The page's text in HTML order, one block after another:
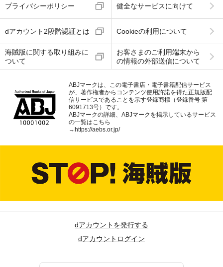
プライバシーポリシー 健全なサービスに向けて
dアカウント2段階認証とは Cookieの利用について
海賊版に関する取り組みに
ついて
お客さまのご利用端末から
の情報の外部送信について
ABJマークは、この電子書店・電子書籍配信サービス
が、著作権者からコンテンツ使用許諾を得た正規版配
信サービスであることを示す登録商標（登録番号 第
6091713号）です。
ABJマークの詳細、ABJマークを掲示しているサービス
の一覧はこちら
→ https://aebs.or.jp/
dアカウントを発行する
dアカウントログイン